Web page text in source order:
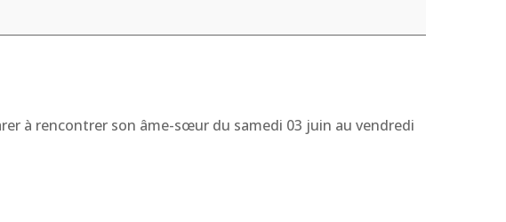
à rencontrer son âme-sœur du samedi 03 juin au vendredi